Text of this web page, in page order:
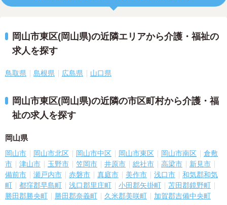
岡山市東区(岡山県)の近隣エリアから介護・福祉の
求人を探す
鳥取県 島根県 広島県 山口県
岡山市東区(岡山県)の近隣の市区町村から介護・福
祉の求人を探す
岡山県
岡山市 岡山市北区 岡山市中区 岡山市東区 岡山市南区
倉敷
市
津山市 玉野市 笠岡市 井原市 総社市 高梁市
新見市
備前市
瀬戸内市 赤磐市 真庭市 美作市 浅口市
和気郡和気
町
都窪郡早島町 浅口郡里庄町 小田郡矢掛町
苫田郡鏡野町
勝田郡勝央町
勝田郡奈義町 久米郡美咲町 加賀郡吉備中央町